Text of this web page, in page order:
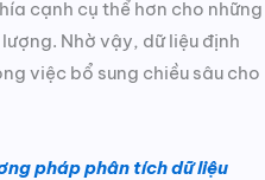
cạnh cụ thể hơn cho những
Nhờ vậy, dữ liệu định
việc bổ sung chiều sâu cho
pháp phân tích dữ liệu